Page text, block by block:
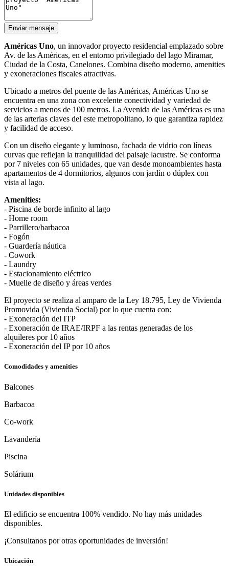
Enviar mensaje
Américas Uno, un innovador proyecto residencial emplazado sobre
Av. de las Américas, en el entorno privilegiado del lago Miramar,
Ciudad de la Costa, Canelones. Combina diseño moderno, amenities
y exoneraciones fiscales atractivas.
Ubicado a metros del puente de las Américas, Américas Uno se
encuentra en una zona con excelente conectividad y variedad de
servicios a menos de 100 metros. La Avenida de las Américas es una
de las arterias claves del este metropolitano, lo que garantiza rapidez
y facilidad de acceso.
Con un diseño elegante y luminoso, fachada de vidrio con líneas
curvas que reflejan la tranquilidad del paisaje lacustre. Se conforma
por 7 niveles con 65 unidades, que van desde monoambientes hasta
apartamentos de 4 dormitorios, algunos con jardín o dúplex con
vista al lago.
Amenities:
- Piscina de borde infinito al lago
- Home room
- Parrillero/barbacoa
- Fogón
- Guardería náutica
- Cowork
- Laundry
- Estacionamiento eléctrico
- Muelle de diseño y áreas verdes
El proyecto se realiza al amparo de la Ley 18.795, Ley de Vivienda
Promovida (Vivienda Social) por lo que cuenta con:
- Exoneración del ITP
- Exoneración de IRAE/IRPF a las rentas generadas de los
alquileres por 10 años
- Exoneración del IP por 10 años
Comodidades y amenities
Balcones
Barbacoa
Co-work
Lavandería
Piscina
Solárium
Unidades disponibles
El edificio se encuentra 100% vendido. No hay más unidades
disponibles.
¡Consultanos por otras oportunidades de inversión!
Ubicación